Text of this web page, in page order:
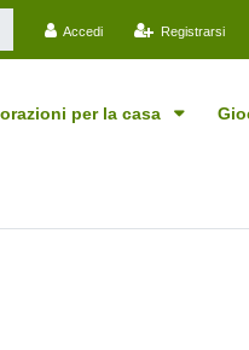
Accedi
Registrarsi
per la casa